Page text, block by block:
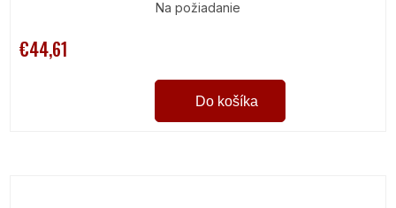
Na požiadanie
€44,61
Do košíka